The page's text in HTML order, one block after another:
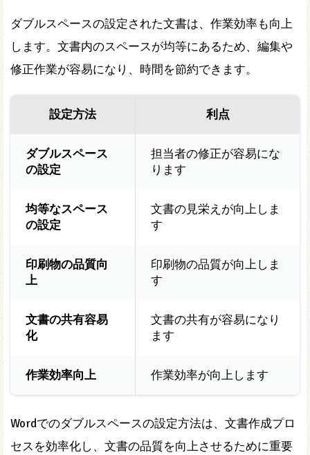
ダブルスペースの設定された文書は、作業効率も向上
します。文書内のスペースが均等にあるため、編集や
修正作業が容易になり、時間を節約できます。
設定方法 利点
ダブルスペース
の設定
担当者の修正が容易にな
ります
均等なスペース
の設定
文書の見栄えが向上しま
す
印刷物の品質向
上
印刷物の品質が向上しま
す
文書の共有容易
化
文書の共有が容易になり
ます
作業効率向上 作業効率が向上します
Wordでのダブルスペースの設定方法は、文書作成プロ
セスを効率化し、文書の品質を向上させるために重要